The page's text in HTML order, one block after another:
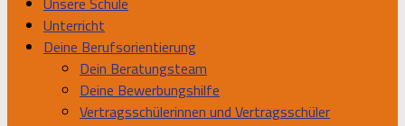
Unterricht
Deine Berufsorientierung
Dein Beratungsteam
Deine Bewerbungshilfe
Vertragsschülerinnen und Vertragsschüler